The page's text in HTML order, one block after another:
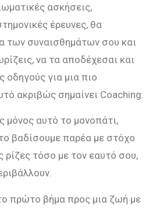
ασκήσεις,
έρευνες, θα
των συναισθημάτων σου και
να τα αποδέχεσαι και
οδηγούς για μια πιο
ακριβώς σημαίνει Coaching.
μόνος αυτό το μονοπάτι,
βαδίσουμε παρέα με στόχο
ρίζες τόσο με τον εαυτό σου,
πρώτο βήμα προς μια ζωή με